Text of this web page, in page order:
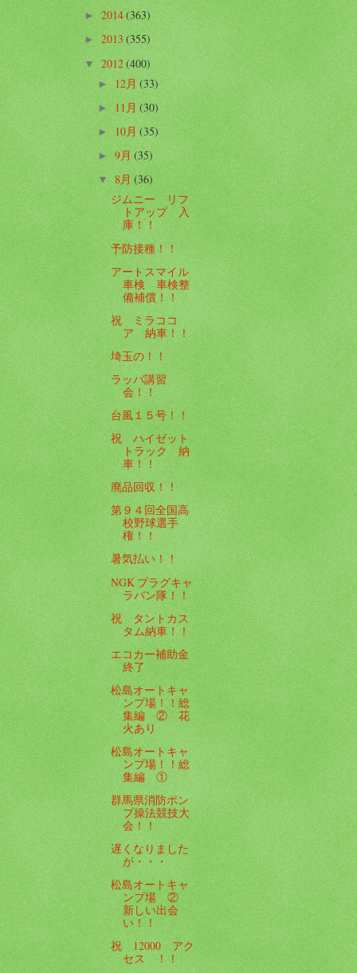
►2014(363)
►2013(355)
▼2012(400)
►12月(33)
►11月(30)
►10月(35)
►9月(35)
▼8月(36)
ジムニー リフ
トアップ 入
庫！！
予防接種！！
アートスマイル
車検 車検整
備補償！！
祝 ミラココ
ア 納車！！
埼玉の！！
ラッパ講習
会！！
台風１５号！！
祝 ハイゼット
トラック 納
車！！
廃品回収！！
第９４回全国高
校野球選手
権！！
暑気払い！！
NGK プラグキャ
ラバン隊！！
祝 タントカス
タム納車！！
エコカー補助金
終了
松島オートキャ
ンプ場！！総
集編 ② 花
火あり
松島オートキャ
ンプ場！！総
集編 ①
群馬県消防ポン
プ操法競技大
会！！
遅くなりました
が・・・
松島オートキャ
ンプ場 ②
新しい出会
い！！
祝 12000 アク
セス ！！